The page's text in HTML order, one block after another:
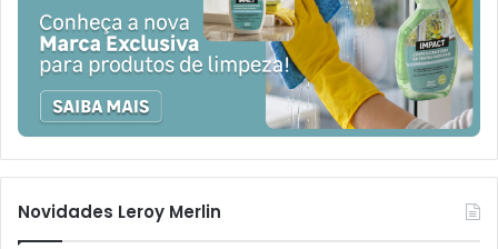
Novidades Leroy Merlin